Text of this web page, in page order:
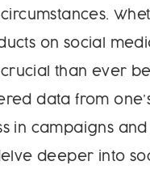
on social
than ever
data from
in campaigns
deeper into